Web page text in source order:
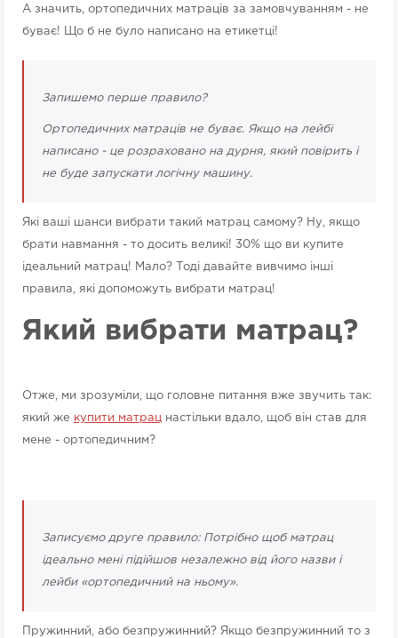
А значить, ортопедичних матраців за замовчуванням - не
буває! Що б не було написано на етикетці!
Запишемо перше правило?
Ортопедичних матраців не буває. Якщо на лейбі
написано - це розраховано на дурня, який повірить і
не буде запускати логічну машину.
Які ваші шанси вибрати такий матрац самому? Ну, якщо
брати навмання - то досить великі! 30% що ви купите
ідеальний матрац! Мало? Тоді давайте вивчимо інші
правила, які допоможуть вибрати матрац!
Який вибрати матрац?
Отже, ми зрозуміли, що головне питання вже звучить так:
який же купити матрац настільки вдало, щоб він став для
мене - ортопедичним?
Записуємо друге правило: Потрібно щоб матрац
ідеально мені підійшов незалежно від його назви і
лейби «ортопедичний на ньому».
Пружинний, або безпружинний? Якщо безпружинний то з